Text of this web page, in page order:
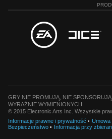
GRY NIE PROMUJĄ, NIE
WYRAŹNIE WYMIENIONYCH.
© 2015 Electronic Arts Inc. Wszystkie
Informacje prawne i prywatność
Umowa
Bezpieczeństwo
Informacja przy